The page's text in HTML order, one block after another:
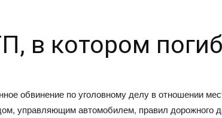
в котором
обвинение по уголовному делу в отношении
управляющим автомобилем, правил дорожного